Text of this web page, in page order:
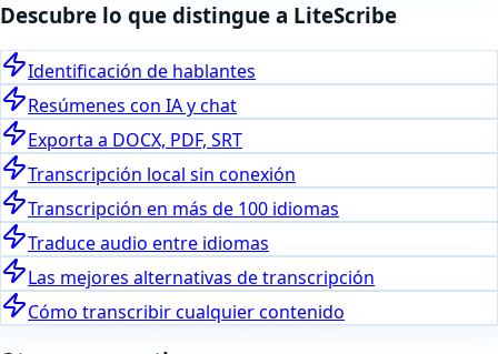
Descubre lo que distingue a LiteScribe
Identificación de hablantes
Resúmenes con IA y chat
Exporta a DOCX, PDF, SRT
Transcripción local sin conexión
Transcripción en más de 100 idiomas
Traduce audio entre idiomas
Las mejores alternativas de transcripción
Cómo transcribir cualquier contenido